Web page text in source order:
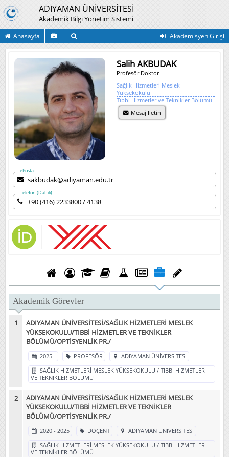
ADIYAMAN ÜNİVERSİTESİ
Akademik Bilgi Yönetim Sistemi
Anasayfa Akademisyen Girişi
Salih AKBUDAK
Profesör Doktor
Sağlık Hizmetleri Meslek
Yüksekokulu
Tıbbi Hizmetler ve Teknikler Bölümü
Mesaj İletin
ePosta
sakbudak@adiyaman.edu.tr
Telefon (Dahili)
+90 (416) 2233800 / 4138
Akademik Görevler
ADIYAMAN ÜNİVERSİTESİ/SAĞLIK HİZMETLERİ MESLEK
YÜKSEKOKULU/TIBBİ HİZMETLER VE TEKNİKLER
BÖLÜMÜ/OPTİSYENLİK PR./
2025 - PROFESÖR
ADIYAMAN ÜNİVERSİTESİ
SAĞLIK HİZMETLERİ MESLEK YÜKSEKOKULU / TIBBİ HİZMETLER
VE TEKNİKLER BÖLÜMÜ
ADIYAMAN ÜNİVERSİTESİ/SAĞLIK HİZMETLERİ MESLEK
YÜKSEKOKULU/TIBBİ HİZMETLER VE TEKNİKLER
BÖLÜMÜ/OPTİSYENLİK PR./
2020 - 2025 DOÇENT
ADIYAMAN ÜNİVERSİTESİ
SAĞLIK HİZMETLERİ MESLEK YÜKSEKOKULU / TIBBİ HİZMETLER
VE TEKNİKLER BÖLÜMÜ